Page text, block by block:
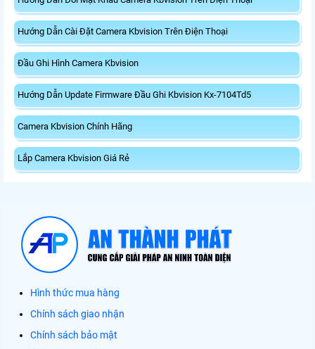
Hướng Dẫn Cài Đặt Camera Kbvision Trên Điện Thoại
Đầu Ghi Hình Camera Kbvision
Hướng Dẫn Update Firmware Đầu Ghi Kbvision Kx-7104Td5
Camera Kbvision Chính Hãng
Lắp Camera Kbvision Giá Rẻ
Hình thức mua hàng
Chính sách giao nhận
Chính sách bảo mật